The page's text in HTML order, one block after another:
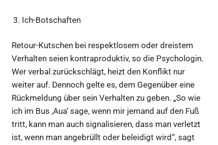
Ich-Botschaften
Retour-Kutschen bei respektlosem oder dreistem
Verhalten seien kontraproduktiv, so die Psychologin.
Wer verbal zurückschlägt, heizt den Konflikt nur
weiter auf. Dennoch gelte es, dem Gegenüber eine
Rückmeldung über sein Verhalten zu geben. „So wie
ich im Bus ,Aua‘ sage, wenn mir jemand auf den Fuß
tritt, kann man auch signalisieren, dass man verletzt
ist, wenn man angebrüllt oder beleidigt wird“, sagt